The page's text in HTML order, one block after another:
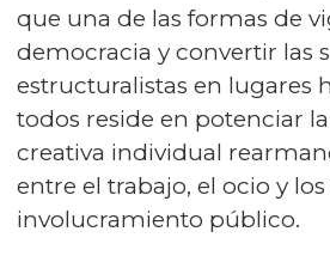
que una de las formas de
democracia y convertir las
estructuralistas en lugares
todos reside en potenciar
creativa individual
entre el trabajo, el ocio y
involucramiento público.